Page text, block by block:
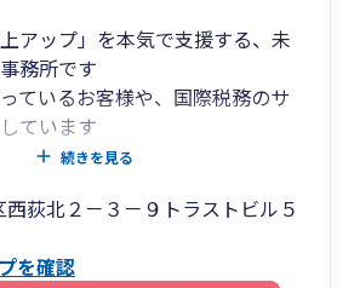
アップ」を本気で支援する、未
務所です
ているお客様や、国際税務のサ
ています
え、悩み、一緒に成長した
る税理士事務所です。
客様を大切に、誠実に対応させ
続きを見る
荻北２－３－９トラストビル５
を確認